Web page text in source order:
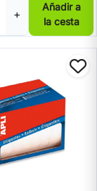
+
Añadir a
la cesta